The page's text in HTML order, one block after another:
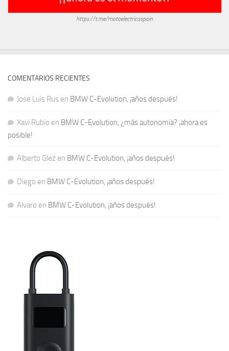
https://t.me/motoelectricaspain
COMENTARIOS RECIENTES
Jose Luis Rus en BMW C-Evolution, ¡años después!
Xavi Rubio en BMW C-Evolution, ¿más autonomía? ¡ahora es
posible!
Alberto Glez en BMW C-Evolution, ¡años después!
Diego en BMW C-Evolution, ¡años después!
Alvaro en BMW C-Evolution, ¡años después!